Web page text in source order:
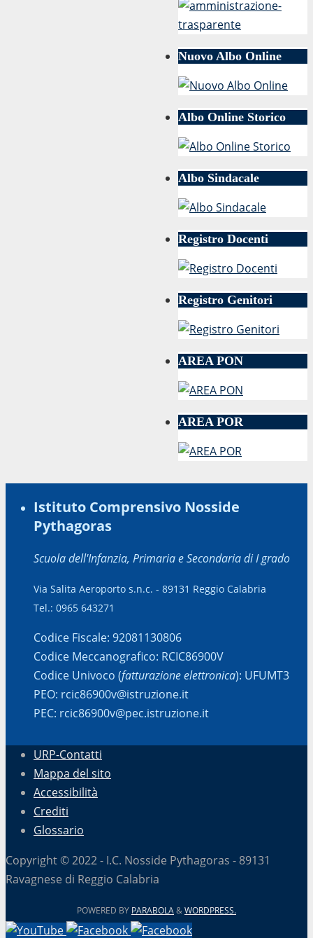
Nuovo Albo Online
Albo Online Storico
Albo Sindacale
Registro Docenti
Registro Genitori
AREA PON
AREA POR
Istituto Comprensivo Nosside
Pythagoras
Scuola dell'Infanzia, Primaria e Secondaria di I grado
Via Salita Aeroporto s.n.c. - 89131 Reggio Calabria
Tel.: 0965 643271
Codice Fiscale: 92081130806
Codice Meccanografico: RCIC86900V
Codice Univoco (fatturazione elettronica): UFUMT3
PEO: rcic86900v@istruzione.it
PEC: rcic86900v@pec.istruzione.it
URP-Contatti
Mappa del sito
Accessibilità
Crediti
Glossario
Copyright © 2022 - I.C. Nosside Pythagoras - 89131
Ravagnese di Reggio Calabria
POWERED BY PARABOLA&WORDPRESS.